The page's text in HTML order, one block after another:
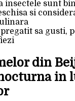
insectele sunt
si
sa gusti,
din
in